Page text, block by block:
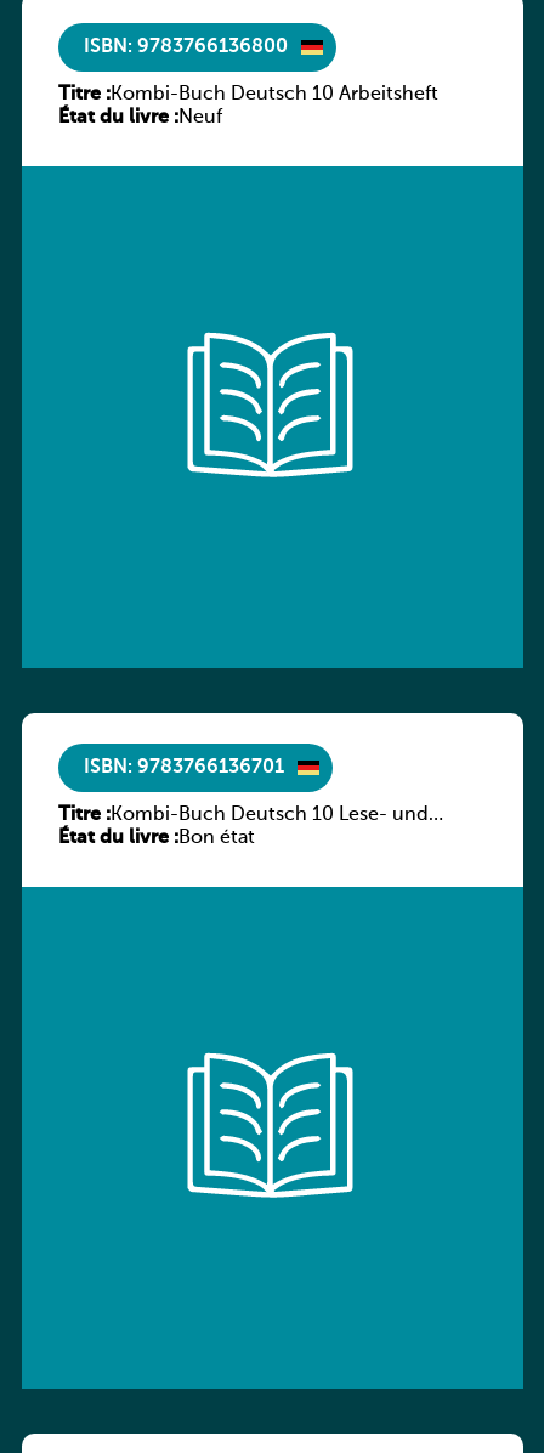
ISBN: 9783766136800
Titre :Kombi-Buch Deutsch 10 Arbeitsheft
État du livre :Neuf
ISBN: 9783766136701
Titre :Kombi-Buch Deutsch 10 Lese- und
Sprachbuch
État du livre :Bon état